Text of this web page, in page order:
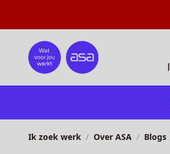
Home
Ik zoek werk Over ASA Blogs